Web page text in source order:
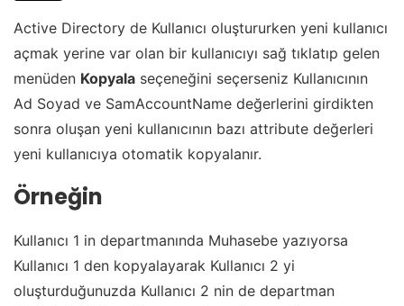
Active Directory de Kullanıcı oluştururken yeni kullanıcı
açmak yerine var olan bir kullanıcıyı sağ tıklatıp gelen
menüden Kopyala seçeneğini seçerseniz Kullanıcının
Ad Soyad ve SamAccountName değerlerini girdikten
sonra oluşan yeni kullanıcının bazı attribute değerleri
yeni kullanıcıya otomatik kopyalanır.
Örneğin
Kullanıcı 1 in departmanında Muhasebe yazıyorsa
Kullanıcı 1 den kopyalayarak Kullanıcı 2 yi
oluşturduğunuzda Kullanıcı 2 nin de departman